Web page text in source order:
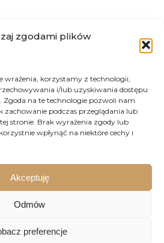
zgodami plików
wrażenia, korzystamy z technologii,
i/lub uzyskiwania dostępu
na te technologie pozwoli nam
zachowanie podczas przeglądania lub
stronie. Brak wyrażenia zgody lub
wpłynąć na niektóre cechy i
Akceptuję
Odmów
preferencje
u nas w Jakubowie.
pytania, skontaktuj się z nami
– z chęcią odpowiemy na
Wszystkie prawa zastrzeżone